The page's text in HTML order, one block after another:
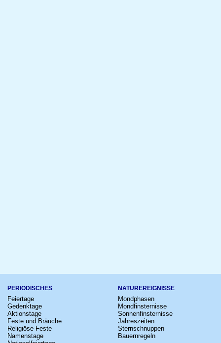
PERIODISCHES
Feiertage
Gedenktage
Aktionstage
Feste und Bräuche
Religiöse Feste
Namenstage
NATUREREIGNISSE
Mondphasen
Mondfinsternisse
Sonnenfinsternisse
Jahreszeiten
Sternschnuppen
Bauernregeln